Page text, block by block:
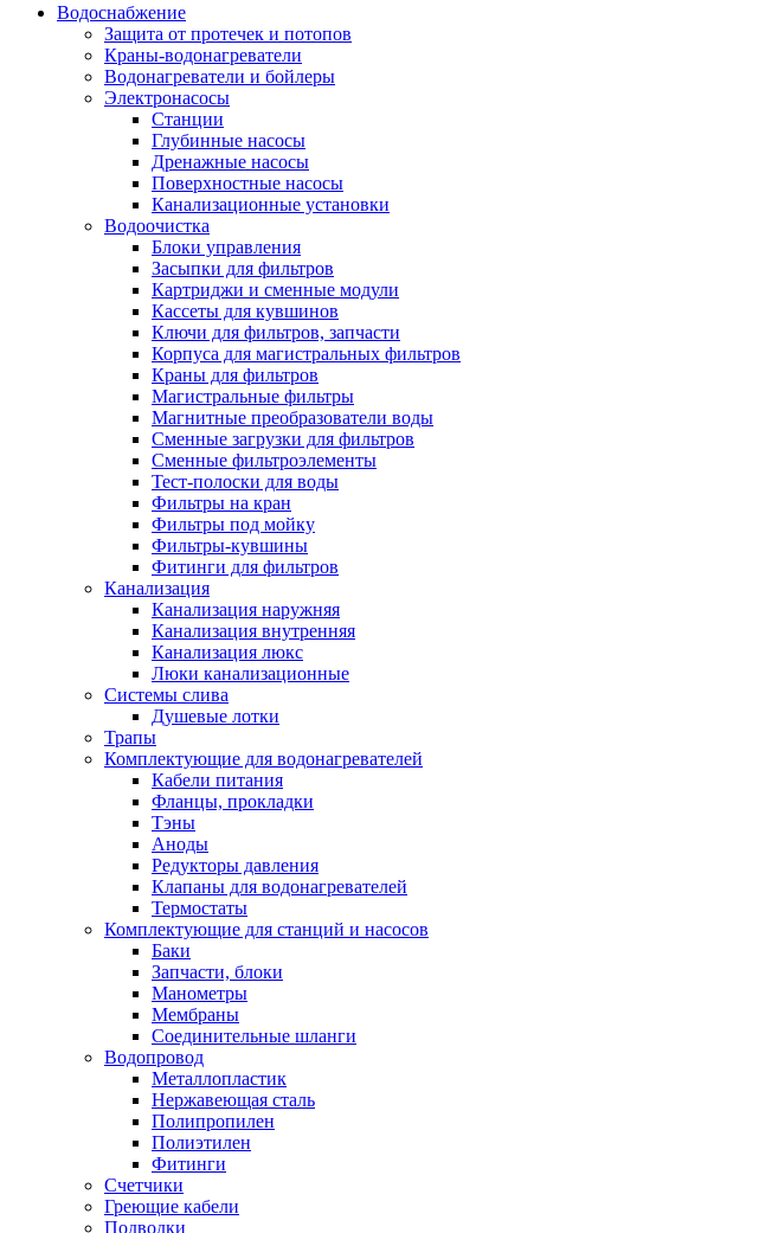
Водоснабжение
Защита от протечек и потопов
Краны-водонагреватели
Водонагреватели и бойлеры
Электронасосы
Станции
Глубинные насосы
Дренажные насосы
Поверхностные насосы
Канализационные установки
Водоочистка
Блоки управления
Засыпки для фильтров
Картриджи и сменные модули
Кассеты для кувшинов
Ключи для фильтров, запчасти
Корпуса для магистральных фильтров
Краны для фильтров
Магистральные фильтры
Магнитные преобразователи воды
Сменные загрузки для фильтров
Сменные фильтроэлементы
Тест-полоски для воды
Фильтры на кран
Фильтры под мойку
Фильтры-кувшины
Фитинги для фильтров
Канализация
Канализация наружняя
Канализация внутренняя
Канализация люкс
Люки канализационные
Системы слива
Душевые лотки
Трапы
Комплектующие для водонагревателей
Кабели питания
Фланцы, прокладки
Тэны
Аноды
Редукторы давления
Клапаны для водонагревателей
Термостаты
Комплектующие для станций и насосов
Баки
Запчасти, блоки
Манометры
Мембраны
Соединительные шланги
Водопровод
Металлопластик
Нержавеющая сталь
Полипропилен
Полиэтилен
Фитинги
Счетчики
Греющие кабели
Подводки